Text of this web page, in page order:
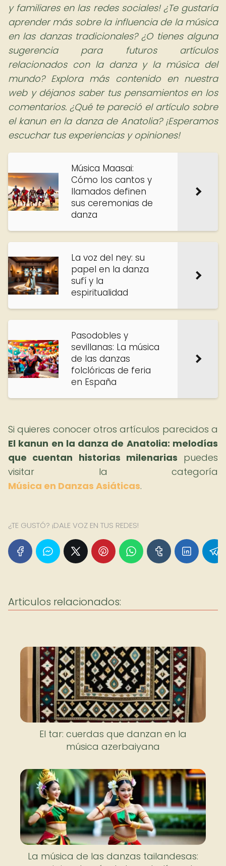
y familiares en las redes sociales!¿Te gustaría
aprender más sobre la influencia de la música
en las danzas tradicionales? ¿O tienes alguna
sugerencia para futuros artículos
relacionados con la danza y la música del
mundo? Explora más contenido en nuestra
web y déjanos saber tus pensamientos en los
comentarios. ¿Qué te pareció el artículo sobre
el kanun en la danza de Anatolia? ¡Esperamos
escuchar tus experiencias y opiniones!
Música Maasai:
Cómo los cantos y
llamados definen
sus ceremonias de
danza
La voz del ney: su
papel en la danza
sufí y la
espiritualidad
Pasodobles y
sevillanas: La música
de las danzas
folclóricas de feria
en España
Si quieres conocer otros artículos parecidos a
El kanun en la danza de Anatolia: melodías
que cuentan historias milenarias puedes
visitar la categoría
Música en Danzas Asiáticas.
¿TE GUSTÓ? ¡DALE VOZ EN TUS REDES!
Articulos relacionados:
El tar: cuerdas que danzan en la
música azerbaiyana
La música de las danzas tailandesas: